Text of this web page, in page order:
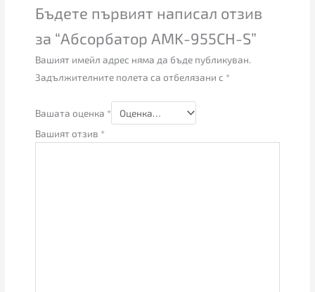
Бъдете първият написал отзив
за “Абсорбатор AMK-955CH-S”
Вашият имейл адрес няма да бъде публикуван.
Задължителните полета са отбелязани с *
Вашата оценка *
Вашият отзив *